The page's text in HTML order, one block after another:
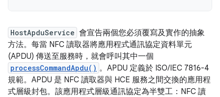
HostApduService 會宣告兩個您必須覆寫及實作的抽象
方法。每當 NFC 讀取器將應用程式通訊協定資料單元
(APDU) 傳送至服務時，就會呼叫其中一個
processCommandApdu() 。APDU 定義於 ISO/IEC 7816-4
規範。APDU 是 NFC 讀取器與 HCE 服務之間交換的應用程
式層級封包。該應用程式層級通訊協定為半雙工：NFC 讀